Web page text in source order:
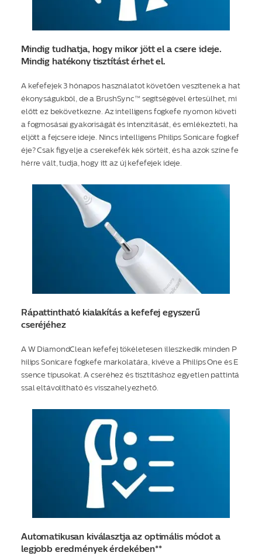
Mindig tudhatja, hogy mikor jött el a csere ideje.
Mindig hatékony tisztítást érhet el.
A kefefejek 3 hónapos használatot követően veszítenek a hat
ékonyságukból, de a BrushSync™ segítségével értesülhet, mi
előtt ez bekövetkezne. Az intelligens fogkefe nyomon követi
a fogmosásai gyakoriságát és intenzitását, és emlékezteti, ha
eljött a fejcsere ideje. Nincs intelligens Philips Sonicare fogkef
éje? Csak figyelje a cserekefék kék sörtéit, és ha azok színe fe
hérre vált, tudja, hogy itt az új kefefejek ideje.
Rápattintható kialakítás a kefefej egyszerű
cseréjéhez
A W DiamondClean kefefej tökéletesen illeszkedik minden P
hilips Sonicare fogkefe markolatára, kivéve a Philips One és E
ssence típusokat. A cseréhez és tisztításhoz egyetlen pattintá
ssal eltávolítható és visszahelyezhető.
Automatikusan kiválasztja az optimális módot a
legjobb eredmények érdekében**